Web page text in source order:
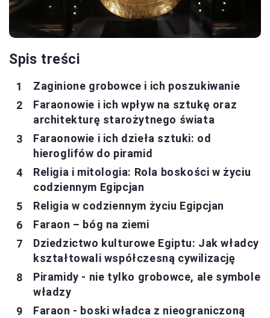
Spis treści
Zaginione grobowce i ich poszukiwanie
Faraonowie i ich wpływ na sztukę oraz
architekturę starożytnego świata
Faraonowie i ich dzieła sztuki: od
hieroglifów do piramid
Religia i mitologia: Rola boskości w życiu
codziennym Egipcjan
Religia w codziennym życiu Egipcjan
Faraon – bóg na ziemi
Dziedzictwo kulturowe Egiptu: Jak władcy
kształtowali współczesną cywilizację
Piramidy - nie tylko grobowce, ale symbole
władzy
Faraon - boski władca z nieograniczoną